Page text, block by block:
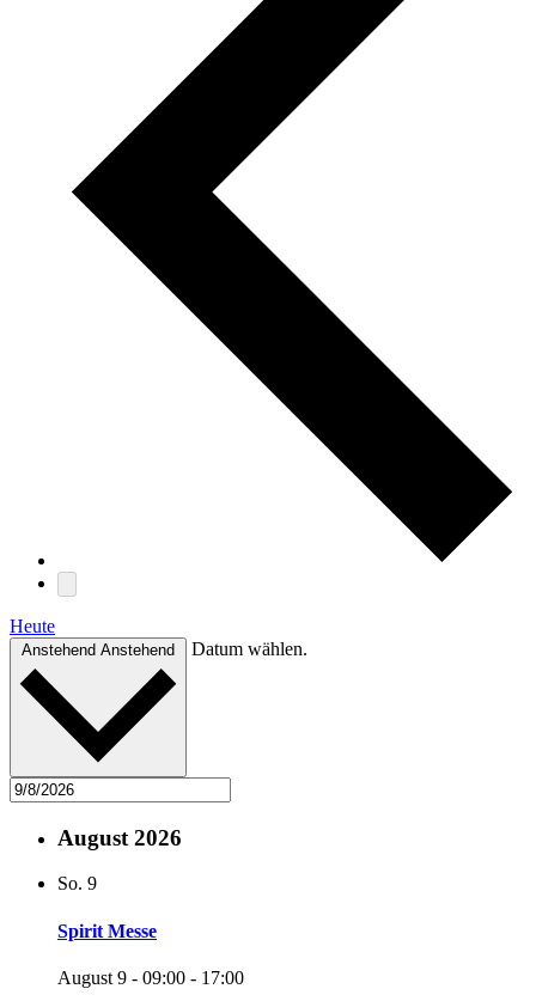
Heute
Anstehend Anstehend Datum wählen.
August 2026
So. 9
Spirit Messe
August 9 - 09:00 - 17:00